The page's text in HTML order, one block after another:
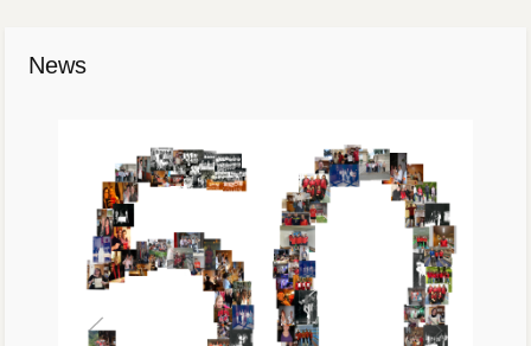
News